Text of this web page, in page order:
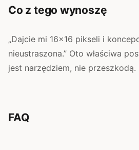
Co z tego wynoszę
„Dajcie mi 16×16 pikseli i
nieustraszona.” Oto właściwa
jest narzędziem, nie przeszkodą.
FAQ